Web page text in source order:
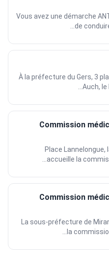
Vous avez une démarche
de
À la préfecture du Gers, 3
Auch, le
Commission
Place
accueille la
Commission
La sous-préfecture de
la